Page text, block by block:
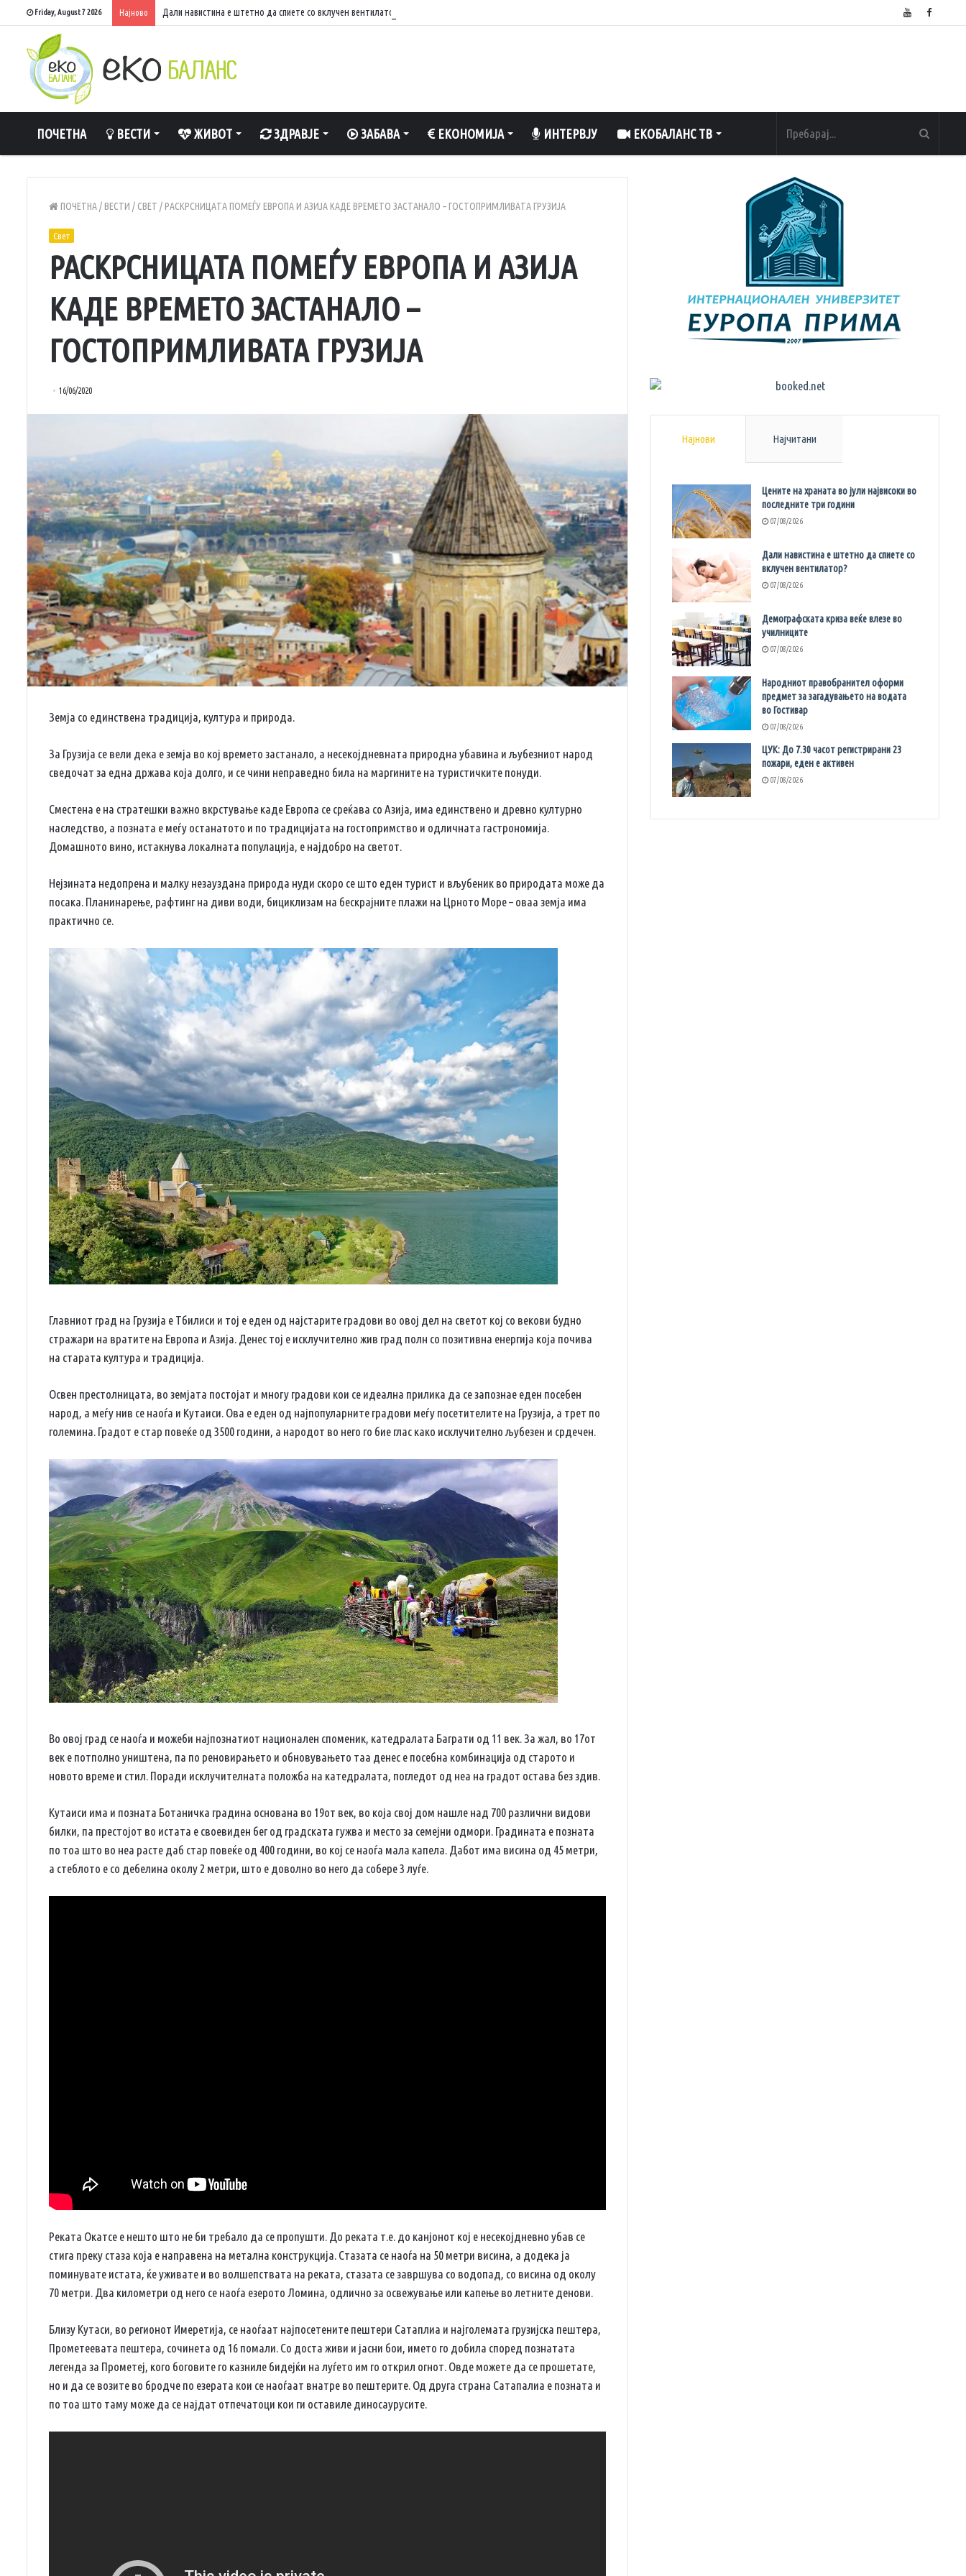
Friday, August 7 2026 Најново Дали навистина е штетно да спиете со вклучен вентилатор?
ПОЧЕТНА ВЕСТИ ЖИВОТ ЗДРАВЈЕ ЗАБАВА ЕКОНОМИЈА ИНТЕРВЈУ ЕКОБАЛАНС ТВ
ПОЧЕТНА/ ВЕСТИ / СВЕТ / РАСКРСНИЦАТА ПОМЕЃУ ЕВРОПА И АЗИЈА КАДЕ ВРЕМЕТО ЗАСТАНАЛО – ГОСТОПРИМЛИВАТА ГРУЗИЈА
Свет
РАСКРСНИЦАТА ПОМЕЃУ ЕВРОПА И АЗИЈА
КАДЕ ВРЕМЕТО ЗАСТАНАЛО –
ГОСТОПРИМЛИВАТА ГРУЗИЈА
16/06/2020
Земја со единствена традиција, култура и природа.
За Грузија се вели дека е земја во кој времето застанало, а несекојдневната природна убавина и љубезниот народ
сведочат за една држава која долго, и се чини неправедно била на маргините на туристичките понуди.
Сместена е на стратешки важно вкрстување каде Европа се среќава со Азија, има единствено и древно културно
наследство, а позната е меѓу останатото и по традицијата на гостопримство и одличната гастрономија.
Домашното вино, истакнува локалната популација, е најдобро на светот.
Нејзината недопрена и малку незауздана природа нуди скоро се што еден турист и вљубеник во природата може да
посака. Планинарење, рафтинг на диви води, бициклизам на бескрајните плажи на Црното Море – оваа земја има
практично се.
Главниот град на Грузија е Тбилиси и тој е еден од најстарите градови во овој дел на светот кој со векови будно
стражари на вратите на Европа и Азија. Денес тој е исклучително жив град полн со позитивна енергија која почива
на старата култура и традиција.
Освен престолницата, во земјата постојат и многу градови кои се идеална прилика да се запознае еден посебен
народ, а меѓу нив се наоѓа и Кутаиси. Ова е еден од најпопуларните градови меѓу посетителите на Грузија, а трет по
големина. Градот е стар повеќе од 3500 години, а народот во него го бие глас како исклучително љубезен и срдечен.
Во овој град се наоѓа и можеби најпознатиот национален споменик, катедралата Баграти од 11 век. За жал, во 17от
век е потполно уништена, па по реновирањето и обновувањето таа денес е посебна комбинација од старото и
новото време и стил. Поради исклучителната положба на катедралата, погледот од неа на градот остава без здив.
Кутаиси има и позната Ботаничка градина основана во 19от век, во која свој дом нашле над 700 различни видови
билки, па престојот во истата е своевиден бег од градската гужва и место за семејни одмори. Градината е позната
по тоа што во неа расте даб стар повеќе од 400 години, во кој се наоѓа мала капела. Дабот има висина од 45 метри,
а стеблото е со дебелина околу 2 метри, што е доволно во него да собере 3 луѓе.
Реката Окатсе е нешто што не би требало да се пропушти. До реката т.е. до канјонот кој е несекојдневно убав се
стига преку стаза која е направена на метална конструкција. Стазата се наоѓа на 50 метри висина, а додека ја
поминувате истата, ќе уживате и во волшепствата на реката, стазата се завршува со водопад, со висина од околу
70 метри. Два километри од него се наоѓа езерото Ломина, одлично за освежување или капење во летните денови.
Близу Кутаси, во регионот Имеретија, се наоѓаат најпосетените пештери Сатаплиа и најголемата грузијска пештера,
Прометеевата пештера, сочинета од 16 помали. Со доста живи и јасни бои, името го добила според познатата
легенда за Прометеј, кого боговите го казниле бидејќи на луѓето им го открил огнот. Овде можете да се прошетате,
но и да се возите во бродче по езерата кои се наоѓаат внатре во пештерите. Од друга страна Сатапалиа е позната и
по тоа што таму може да се најдат отпечатоци кои ги оставиле диносаурусите.
Најнови Најчитани
Цените на храната во јули највисоки во
последните три години
07/08/2026
Дали навистина е штетно да спиете со
вклучен вентилатор?
07/08/2026
Демографската криза веќе влезе во
училниците
07/08/2026
Народниот правобранител оформи
предмет за загадувањето на водата
во Гостивар
07/08/2026
ЦУК: До 7.30 часот регистрирани 23
пожари, еден е активен
07/08/2026